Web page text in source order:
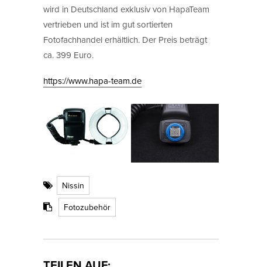
wird in Deutschland exklusiv von HapaTeam
vertrieben und ist im gut sortierten
Fotofachhandel erhältlich. Der Preis beträgt
ca. 399 Euro.
https://www.hapa-team.de
Nissin
Fotozubehör